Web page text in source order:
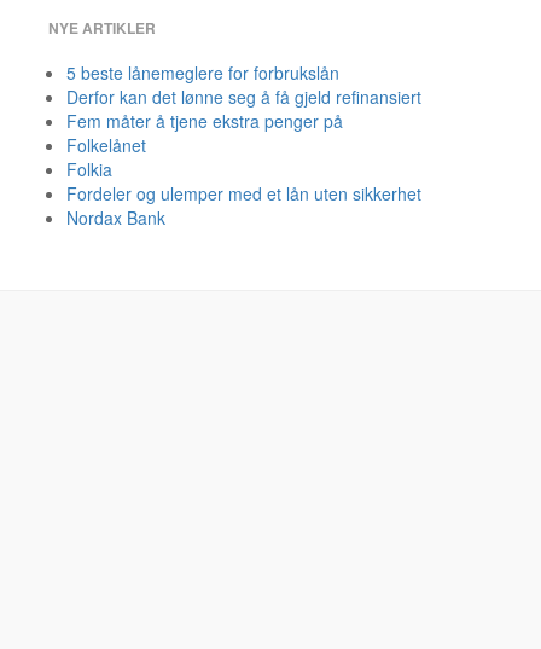
NYE ARTIKLER
5 beste lånemeglere for forbrukslån
Derfor kan det lønne seg å få gjeld refinansiert
Fem måter å tjene ekstra penger på
Folkelånet
Folkia
Fordeler og ulemper med et lån uten sikkerhet
Nordax Bank